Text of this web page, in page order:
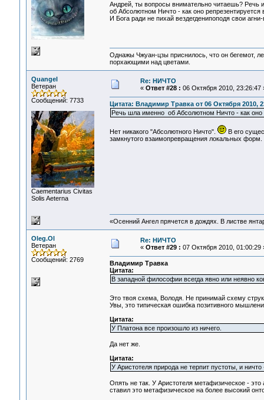
Андрей, ты вопросы внимательно читаешь? Речь
об Абсолютном Ничто - как оно
И Бога ради не пихай вездегденипоподя свои
Однажы Чжуан-цзы приснилось, что он бегемот,
порхающими над цветами.
Quangel
Ветеран
Сообщений: 7733
Сaementarius Civitas
Solis Aeterna
Re: НИЧТО
« Ответ #28 : 06 Октября 2010, 23:26:47
Цитата: Владимир Травка от 06 Октября 2010,
Речь шла именно об Абсолютном Ничто - как оно
Нет никакого "Абсолютного Ничто".
В его
замкнутого взаимопревращения локальных форм.
«Осенний Ангел прячется в дождях. В листве
Oleg.Ol
Ветеран
Сообщений: 2769
Re: НИЧТО
« Ответ #29 : 07 Октября 2010, 01:00:29
Владимир Травка
Цитата:
В западной философии всегда явно или неявно
Это твоя схема, Володя. Не принимай схему
Увы, это типическая ошибка позитивного
Цитата:
У Платона все произошло из ничего.
Да нет же.
Цитата:
У Аристотеля природа не терпит пустоты, и
Опять не так. У Аристотеля метафизическое -
ставил это метафизическое на более высокий